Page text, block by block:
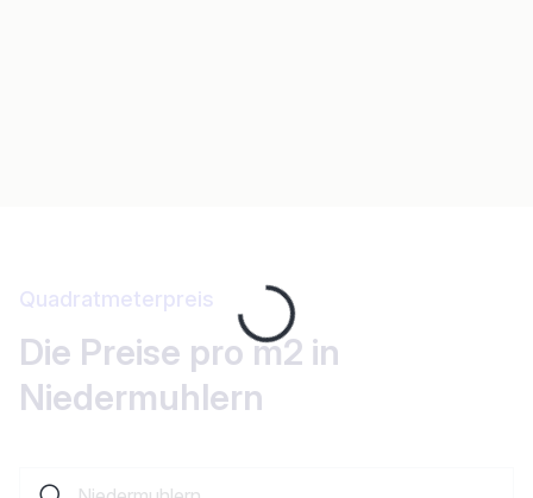
Loading...
Quadratmeterpreis
Die Preise pro m2 in
Niedermuhlern